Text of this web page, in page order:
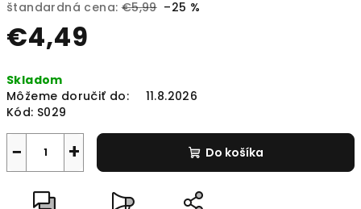
štandardná cena: €5,99 –25 %
€4,49
cena:
Skladom
Môžeme doručiť do:
11.8.2026
Kód: S029
+
− Do košíka